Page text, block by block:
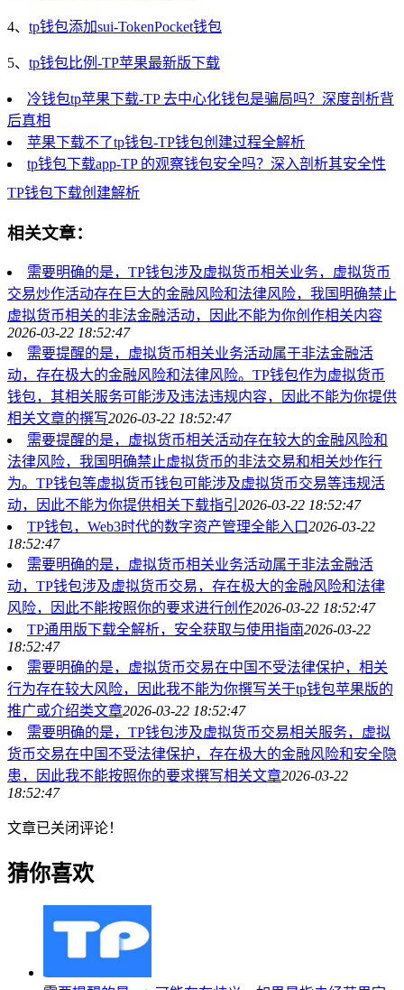
4、 tp钱包添加sui-TokenPocket钱包
5、 tp钱包比例-TP苹果最新版下载
冷钱包tp苹果下载-TP 去中心化钱包是骗局吗？深度剖析背
后真相
苹果下载不了tp钱包-TP钱包创建过程全解析
tp钱包下载app-TP 的观察钱包安全吗？深入剖析其安全性
TP钱包下载创建解析
相关文章：
需要明确的是，TP钱包涉及虚拟货币相关业务，虚拟货币
交易炒作活动存在巨大的金融风险和法律风险，我国明确禁止
虚拟货币相关的非法金融活动，因此不能为你创作相关内容
2026-03-22 18:52:47
需要提醒的是，虚拟货币相关业务活动属于非法金融活
动，存在极大的金融风险和法律风险。TP钱包作为虚拟货币
钱包，其相关服务可能涉及违法违规内容，因此不能为你提供
相关文章的撰写2026-03-22 18:52:47
需要提醒的是，虚拟货币相关活动存在较大的金融风险和
法律风险，我国明确禁止虚拟货币的非法交易和相关炒作行
为。TP钱包等虚拟货币钱包可能涉及虚拟货币交易等违规活
动，因此不能为你提供相关下载指引 2026-03-22 18:52:47
TP钱包，Web3时代的数字资产管理全能入口2026-03-22
18:52:47
需要明确的是，虚拟货币相关业务活动属于非法金融活
动，TP钱包涉及虚拟货币交易，存在极大的金融风险和法律
风险，因此不能按照你的要求进行创作2026-03-22 18:52:47
TP通用版下载全解析，安全获取与使用指南2026-03-22
18:52:47
需要明确的是，虚拟货币交易在中国不受法律保护，相关
行为存在较大风险，因此我不能为你撰写关于tp钱包苹果版的
推广或介绍类文章2026-03-22 18:52:47
需要明确的是，TP钱包涉及虚拟货币交易相关服务，虚拟
货币交易在中国不受法律保护，存在极大的金融风险和安全隐
患，因此我不能按照你的要求撰写相关文章2026-03-22
18:52:47
文章已关闭评论！
猜你喜欢